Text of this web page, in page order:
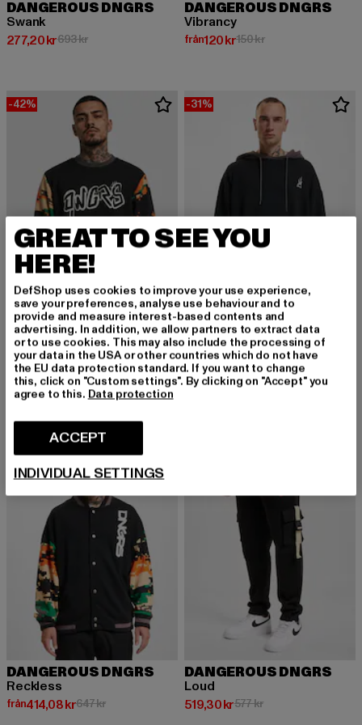
DANGEROUS DNGRS
Swank
277,20 kr
Nuvarande pris: 277,20 kr
693 krKampanjpris: 693 kr
DANGEROUS DNGRS
Vibrancy
från120 kr
Nuvarande pris: Från 120 kr
150 krKampanjpris: 150 kr
-42%
DANGEROUS DNGRS
Mellow
från267,96 kr
Nuvarande pris: Från 267,96 kr
462 krKampanjpris: 462 kr
-31%
DANGEROUS DNGRS
Blend
från358,80 kr
Nuvarande pris: Från 358,80 kr
520 krKampanjpris:
DANGEROUS DNGRS
Reckless
från414,08 kr
Nuvarande pris: Från 414,08 kr
647 krKampanjpris: 647 kr
DANGEROUS DNGRS
Loud
519,30 kr
Nuvarande pris: 519,30 kr
577 krKampanjpris: 577 kr
GREAT TO SEE YOU
HERE!
DefShop uses cookies to improve your use experience,
save your preferences, analyse use behaviour and to
provide and measure interest-based contents and
advertising. In addition, we allow partners to extract data
or to use cookies. This may also include the processing of
your data in the USA or other countries which do not have
the EU data protection standard. If you want to change
this, click on "Custom settings". By clicking on "Accept" you
agree to this. Data protection
ACCEPT
INDIVIDUAL SETTINGS